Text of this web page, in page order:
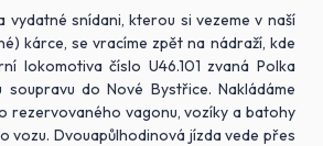
vydatné snídani, kterou si vezeme v naší
kárce, se vracíme zpět na nádraží, kde
lokomotiva číslo U46.101 zvaná Polka
do Nové Bystřice. Nakládáme
rezervovaného vagonu, vozíky a batohy
vozu. Dvouapůlhodinová jízda vede přes